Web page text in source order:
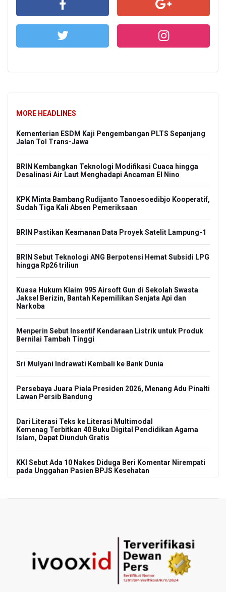
MORE HEADLINES
Kementerian ESDM Kaji Pengembangan PLTS Sepanjang
Jalan Tol Trans-Jawa
BRIN Kembangkan Teknologi Modifikasi Cuaca hingga
Desalinasi Air Laut Menghadapi Ancaman El Nino
KPK Minta Bambang Rudijanto Tanoesoedibjo Kooperatif,
Sudah Tiga Kali Absen Pemeriksaan
BRIN Pastikan Keamanan Data Proyek Satelit Lampung-1
BRIN Sebut Teknologi ANG Berpotensi Hemat Subsidi LPG
hingga Rp26 triliun
Kuasa Hukum Klaim 995 Airsoft Gun di Sekolah Swasta
Jaksel Berizin, Bantah Kepemilikan Senjata Api dan
Narkoba
Menperin Sebut Insentif Kendaraan Listrik untuk Produk
Bernilai Tambah Tinggi
Sri Mulyani Indrawati Kembali ke Bank Dunia
Persebaya Juara Piala Presiden 2026, Menang Adu Pinalti
Lawan Persib Bandung
Dari Literasi Teks ke Literasi Multimodal
Kemenag Terbitkan 40 Buku Digital Pendidikan Agama
Islam, Dapat Diunduh Gratis
KKI Sebut Ada 10 Nakes Diduga Beri Komentar Nirempati
pada Unggahan Pasien BPJS Kesehatan
995 Senjata Api Ditemukan di Sekolah Swasta di Pondok
Pinang, Jakarta Selatan